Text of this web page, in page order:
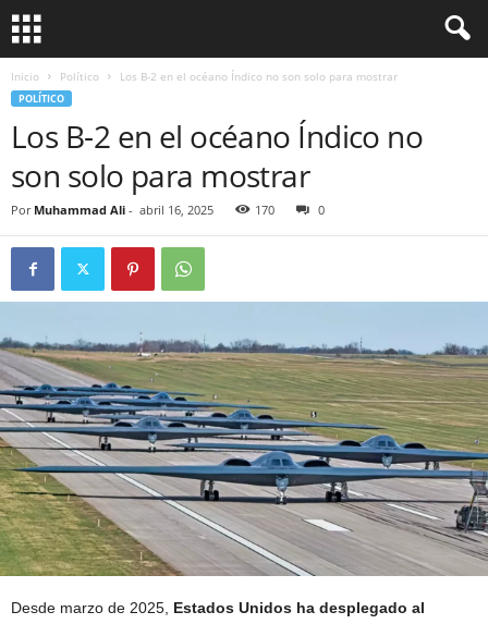
Inicio Político Los B-2 en el océano Índico no son solo para mostrar
POLÍTICO
Los B-2 en el océano Índico no
son solo para mostrar
Por Muhammad Ali - abril 16, 2025 170 0
Desde marzo de 2025, Estados Unidos ha desplegado al